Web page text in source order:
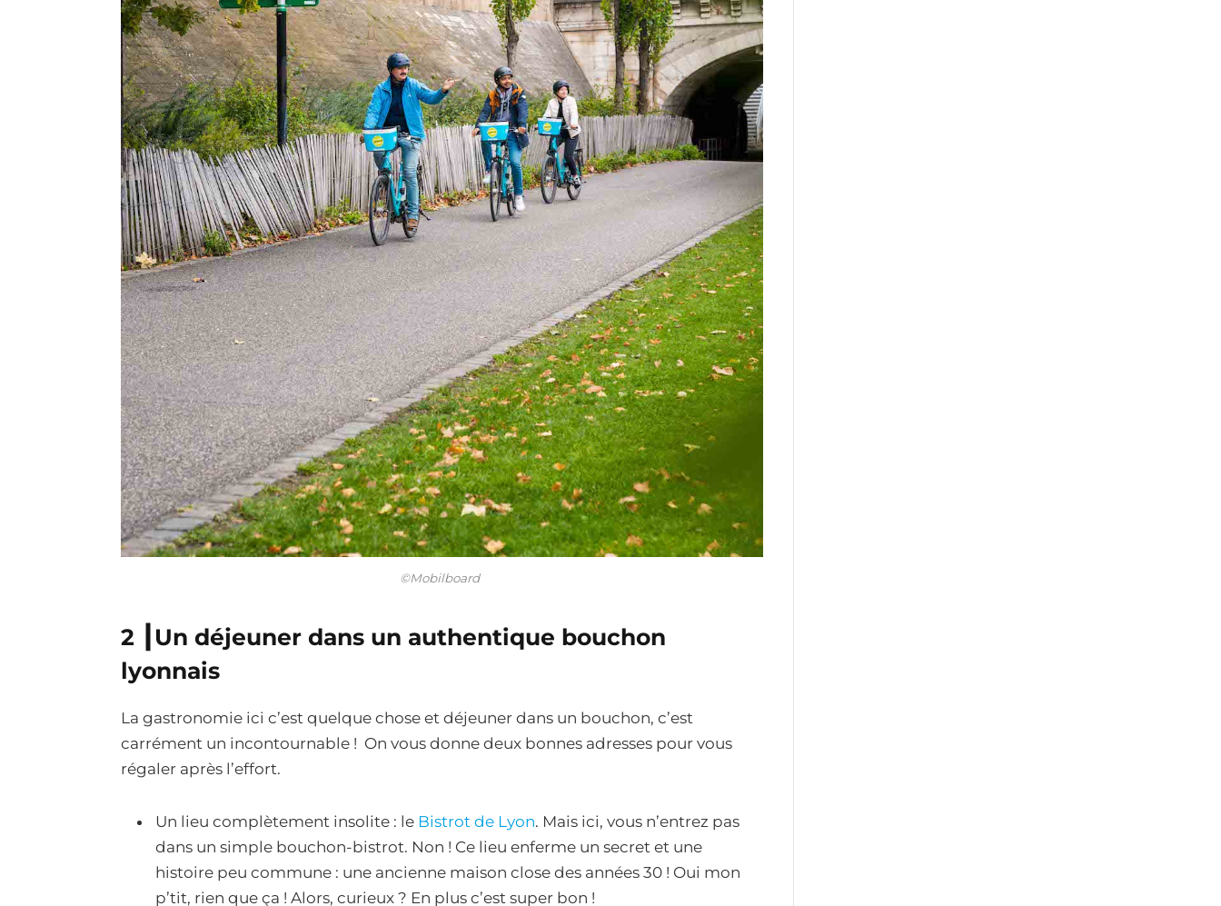
©Mobilboard
2 ┃ Un déjeuner dans un authentique bouchon
lyonnais
La gastronomie ici c’est quelque chose et déjeuner dans un bouchon, c’est
carrément un incontournable ! On vous donne deux bonnes adresses pour vous
régaler après l’effort.
Un lieu complètement insolite : le Bistrot de Lyon. Mais ici, vous n’entrez pas
dans un simple bouchon-bistrot. Non ! Ce lieu enferme un secret et une
histoire peu commune : une ancienne maison close des années 30 ! Oui mon
p’tit, rien que ça ! Alors, curieux ? En plus c’est super bon !